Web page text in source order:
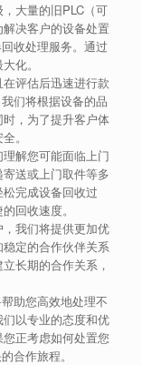
大量的旧PLC（可
决客户的设备处置
收处理服务。通过
化。
评估后迅速进行款
们将根据设备的品
，为了提升客户体
。
解您可能面临上门
送或上门取件等多
完成设备回收过
回收速度。
我们将提供更加优
定的合作伙伴关系
长期的合作关系，
助您高效地处理不
以专业的态度和优
正考虑如何处置您
合作旅程。